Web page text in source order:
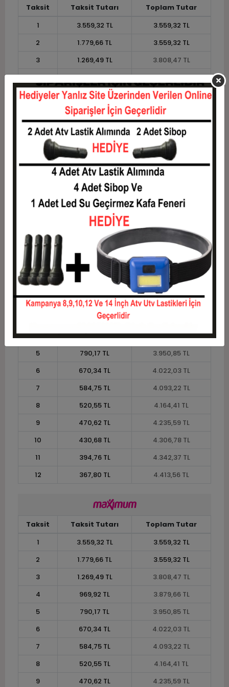
Taksit Taksit Tutarı
Toplam Tutar
1
3.559,32 TL
3.559,32 TL
2
1.779,66 TL
3.559,32 TL
3
1.269,49 TL
3.808,47 TL
4
969,92 TL
3.879,66 TL
5
790,17 TL
3.950,85 TL
670,34 TL
4.022,03 TL
7
584,75 TL
4.093,22 TL
520,55 TL
4.164,41 TL
9
470,62 TL
4.235,59 TL
430,68 TL
11
394,76 TL
4.342,37 TL
367,80 TL
Taksit Taksit Tutarı
Toplam Tutar
1
3.559,32 TL
3.559,32 TL
2
1.779,66 TL
3.559,32 TL
1.269,49 TL
4
969,92 TL
3.879,66 TL
5
790,17 TL
3.950,85 TL
6
670,34 TL
4.022,03 TL
7
584,75 TL
4.093,22 TL
8
520,55 TL
4.164,41 TL
9
470,62 TL
4.235,59 TL
10
430,68 TL
4.306,78 TL
11
394,76 TL
4.342,37 TL
12
367,80 TL 4.413,56 TL
Taksit Taksit Tutarı
Toplam Tutar
1
3.559,32 TL
3.559,32 TL
2
1.779,66 TL
3.559,32 TL
3
1.269,49 TL
3.808,47 TL
4
969,92 TL
3.879,66 TL
5
790,17 TL
3.950,85 TL
6
670,34 TL
4.022,03 TL
7
584,75 TL
4.093,22 TL
8
520,55 TL
4.164,41 TL
9
470,62 TL
4.235,59 TL